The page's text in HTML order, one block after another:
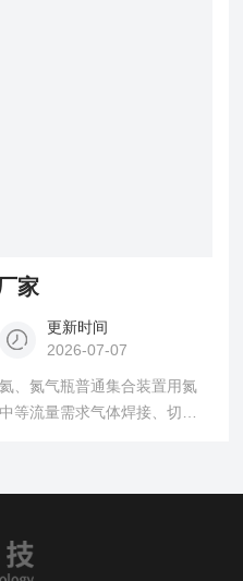
家
更新时间
2026-07-07
、氮气瓶普通集合装置用氮
等流量需求气体焊接、切割